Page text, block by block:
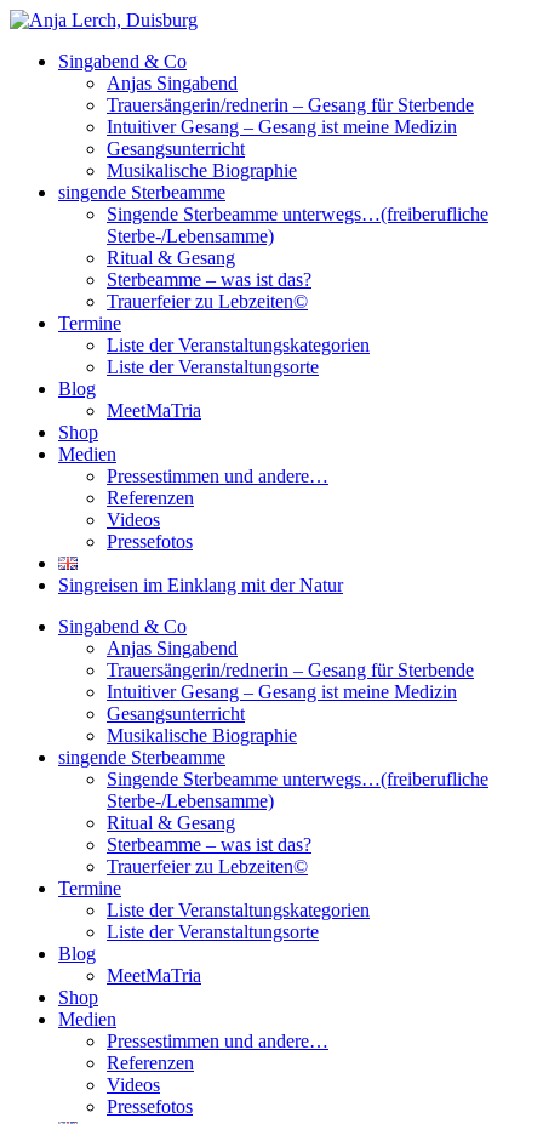
Anjas Welt
Singende Sterbeamme
Singabend & Co
Anjas Singabend
Trauersängerin/rednerin – Gesang für Sterbende
Intuitiver Gesang – Gesang ist meine Medizin
Gesangsunterricht
Musikalische Biographie
singende Sterbeamme
Singende Sterbeamme unterwegs…(freiberufliche
Sterbe-/Lebensamme)
Ritual & Gesang
Sterbeamme – was ist das?
Trauerfeier zu Lebzeiten©
Termine
Liste der Veranstaltungskategorien
Liste der Veranstaltungsorte
Blog
MeetMaTria
Shop
Medien
Pressestimmen und andere…
Referenzen
Videos
Pressefotos
Singreisen im Einklang mit der Natur
Singabend & Co
Anjas Singabend
Trauersängerin/rednerin – Gesang für Sterbende
Intuitiver Gesang – Gesang ist meine Medizin
Gesangsunterricht
Musikalische Biographie
singende Sterbeamme
Singende Sterbeamme unterwegs…(freiberufliche
Sterbe-/Lebensamme)
Ritual & Gesang
Sterbeamme – was ist das?
Trauerfeier zu Lebzeiten©
Termine
Liste der Veranstaltungskategorien
Liste der Veranstaltungsorte
Blog
MeetMaTria
Shop
Medien
Pressestimmen und andere…
Referenzen
Videos
Pressefotos